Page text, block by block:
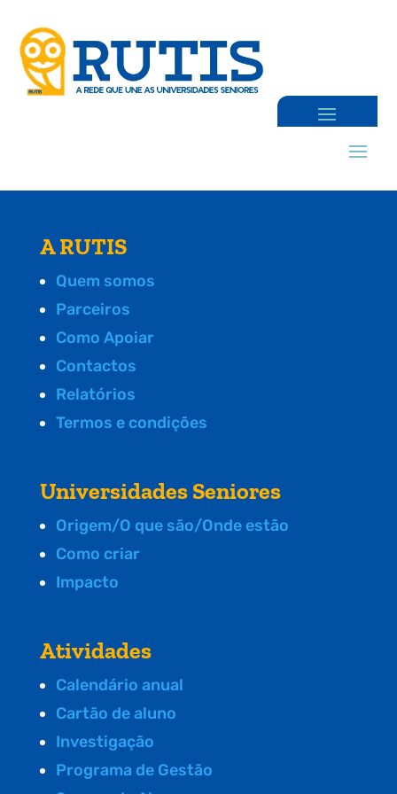
A RUTIS
Quem somos
Parceiros
Como Apoiar
Contactos
Relatórios
Termos e condições
Universidades Seniores
Origem/O que são/Onde estão
Como criar
Impacto
Atividades
Calendário anual
Cartão de aluno
Investigação
Programa de Gestão